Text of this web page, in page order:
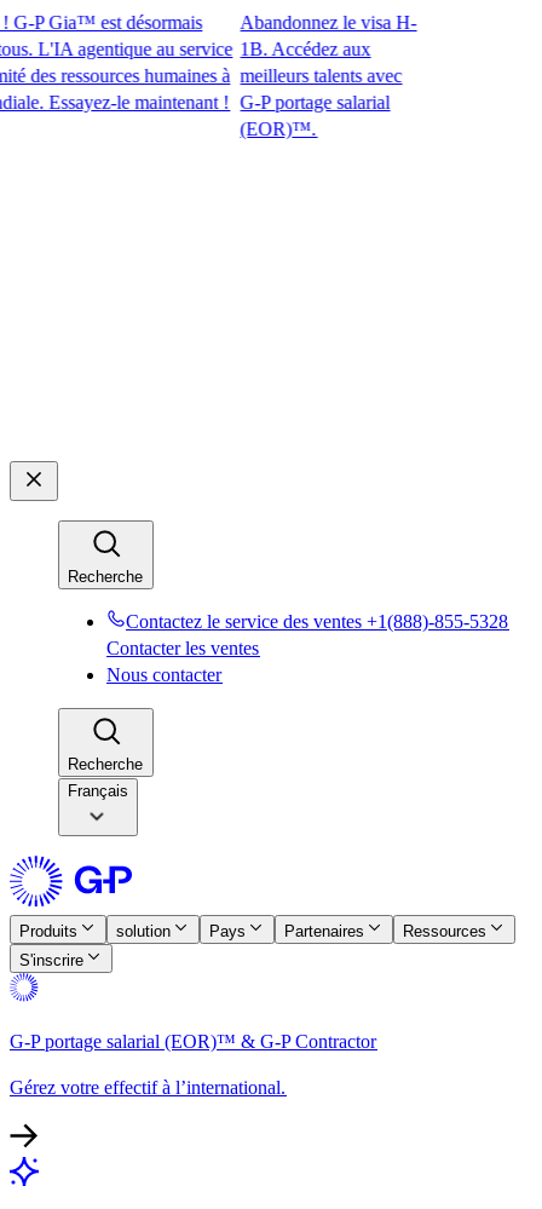
Gia™ est désormais
agentique au service
ressources humaines à
Essayez-le maintenant !​​
Abandonnez le visa H-
1B. Accédez aux
meilleurs talents avec
G-P portage salarial
(EOR)™.​​
Recherche​​
Contactez le service des ventes +1(888)-855-5328​​
Contacter les ventes​​
Nous contacter​​
Recherche​​
Français
Produits​​ solution​​ Pays​​ Partenaires​​
Ressources​​
S'inscrire​​
G-P portage salarial (EOR)™ & G-P Contractor​​
Gérez votre effectif à l’international.​​